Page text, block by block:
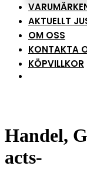
AKTUELLT
OM OSS
KONTAKTA
KÖPVILLKOR
Handel,
acts-